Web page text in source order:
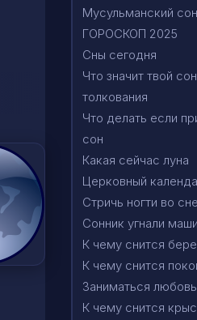
Мусульманский
ГОРОСКОП 2025
Сны сегодня
Что значит твой
толкования
Что делать если
сон
Какая сейчас луна
Церковный
Стричь ногти во сне
Сонник угнали
К чему снится
К чему снится
Заниматься
К чему снится